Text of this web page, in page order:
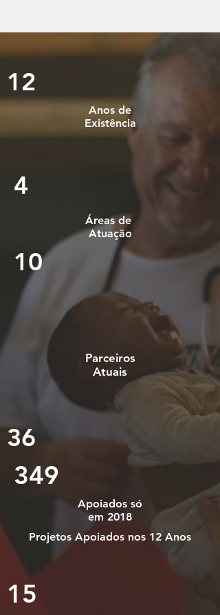
12
Anos de
Existência
4
Áreas de
Atuação
10
Parceiros
Atuais
36
349
Apoiados só
em 2018
Projetos Apoiados nos 12 Anos
15